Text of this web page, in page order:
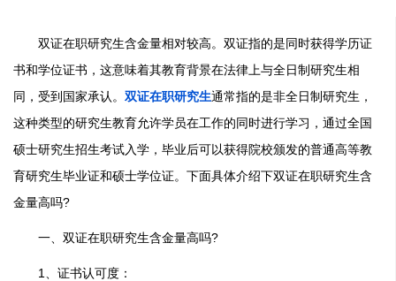
双证在职研究生含金量相对较高。双证指的是同时获得学历证
书和学位证书，这意味着其教育背景在法律上与全日制研究生相
同，受到国家承认。 双证在职研究生通常指的是非全日制研究生，
这种类型的研究生教育允许学员在工作的同时进行学习，通过全国
硕士研究生招生考试入学，毕业后可以获得院校颁发的普通高等教
育研究生毕业证和硕士学位证。下面具体介绍下双证在职研究生含
金量高吗?
一、双证在职研究生含金量高吗?
1、证书认可度：